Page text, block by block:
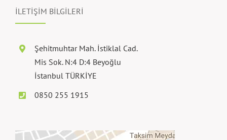
İLETİŞİM BİLGİLERİ
Şehitmuhtar Mah. İstiklal Cad.
Mis Sok. N:4 D:4 Beyoğlu
İstanbul TÜRKİYE
0850 255 1915